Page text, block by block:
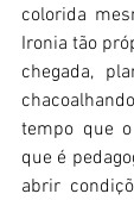
colorida
Ironia tão
chegada,
tempo que
que é
abrir